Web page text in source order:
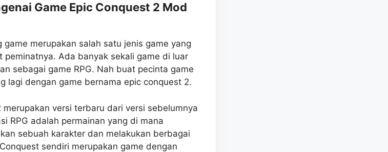
Game Epic Conquest 2 Mod
game merupakan salah satu jenis game yang
Ada banyak sekali game di luar
sebagai game RPG. Nah buat pecinta game
lagi dengan game bernama epic conquest 2.
merupakan versi terbaru dari versi sebelumnya
RPG adalah permainan yang di mana
sebuah karakter dan melakukan berbagai
sendiri merupakan game dengan